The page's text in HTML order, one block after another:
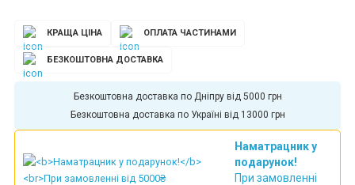
КРАЩА ЦІНА ОПЛАТА ЧАСТИНАМИ
БЕЗКОШТОВНА ДОСТАВКА
Безкоштовна доставка по Дніпру від 5000 грн
Безкоштовна доставка по Україні від 13000 грн
Наматрацник у
подарунок!
При замовленні